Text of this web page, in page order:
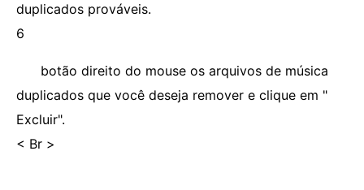
duplicados prováveis.
6
botão direito do mouse os arquivos de música
duplicados que você deseja remover e clique em "
Excluir".
< Br >